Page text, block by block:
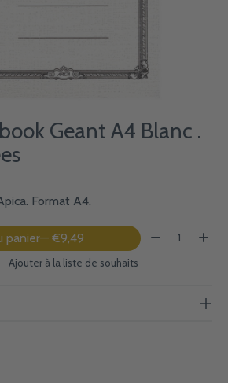
Geant A4 Blanc .
Format A4.
panier — €9,49 Quantité:
Ajouter à la liste de souhaits